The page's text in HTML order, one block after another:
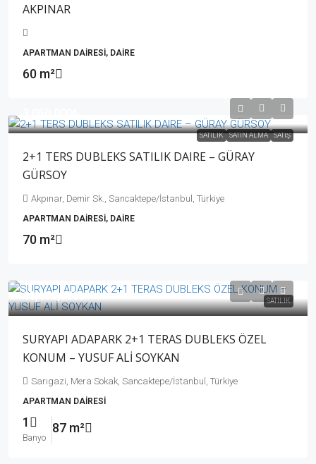
AKPINAR
APARTMAN DAIRESI, DAIRE
60 m²
SATILIK SATIN ALMA SATIŞ
2+1 TERS DUBLEKS SATILIK DAIRE – GÜRAY
GÜRSOY
Akpınar, Demir Sk., Sancaktepe/İstanbul, Türkiye
APARTMAN DAIRESI, DAIRE
70 m²
SATILIK
10,490,000₺
SURYAPI ADAPARK 2+1 TERAS DUBLEKS ÖZEL
KONUM – YUSUF ALİ SOYKAN
Sarıgazi, Mera Sokak, Sancaktepe/İstanbul, Türkiye
APARTMAN DAIRESI
1
Banyo
87 m²